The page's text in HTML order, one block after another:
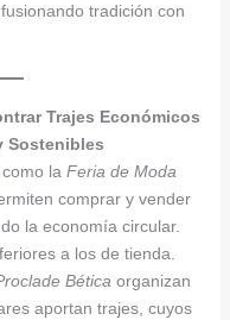
tradición con
Trajes Económicos
Sostenibles
la Feria de Moda
comprar y vender
la economía circular.
a los de tienda.
Bética organizan
aportan trajes, cuyos